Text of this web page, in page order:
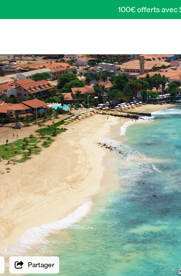
100€ offerts avec
Partager